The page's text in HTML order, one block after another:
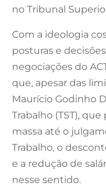
no Tribunal
Com a ideologia
posturas e
negociações do
que, apesar das
Maurício Godinho
Trabalho (TST),
massa até o
Trabalho, o
e a redução de
nesse sentido.